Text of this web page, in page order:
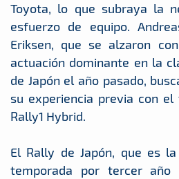
Toyota, lo que subraya la
esfuerzo de equipo.
Eriksen, que se alzaron
actuación dominante en la
de Japón el año pasado,
su experiencia previa con
Rally1 Hybrid.
El Rally de Japón, que es
temporada por tercer año